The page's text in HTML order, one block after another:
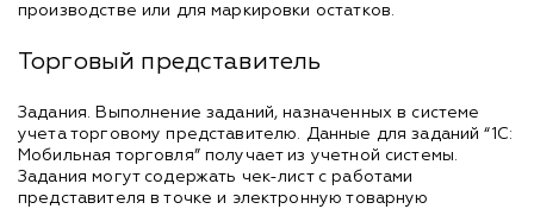
производстве или для маркировки остатков.
Торговый представитель
Задания. Выполнение заданий, назначенных в системе
учета торговому представителю. Данные для заданий “1С:
Мобильная торговля” получает из учетной системы.
Задания могут содержать чек-лист с работами
представителя в точке и электронную товарную